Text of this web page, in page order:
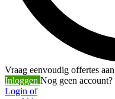
Vraag eenvoudig offertes aan
Inloggen Nog geen account?
Login of